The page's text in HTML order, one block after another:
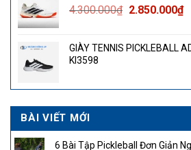
4.300.000₫ Giá
4.300.000₫.
2.850.000₫Giá
GIÀY TENNIS PICKLEBALL
KI3598
BÀI VIẾT MỚI
6 Bài Tập Pickleball Đơn Giản